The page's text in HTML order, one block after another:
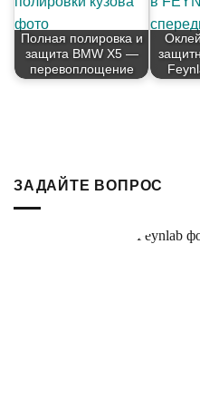
Полная полировка и
защита BMW X5 —
перевоплощение
ЗАДАЙТЕ ВОПРОС